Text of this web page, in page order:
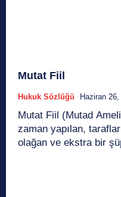
Mutat Fiil
Hukuk Sözlüğü Haziran 26,
Mutat Fiil (Mutad
zaman yapılan,
olağan ve ekstra bir